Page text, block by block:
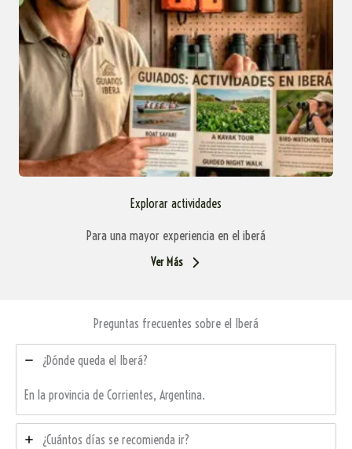
Explorar actividades
Para una mayor experiencia en el iberá
Ver Más
Preguntas frecuentes sobre el Iberá
¿Dónde queda el Iberá?
En la provincia de Corrientes, Argentina.
¿Cuántos días se recomienda ir?